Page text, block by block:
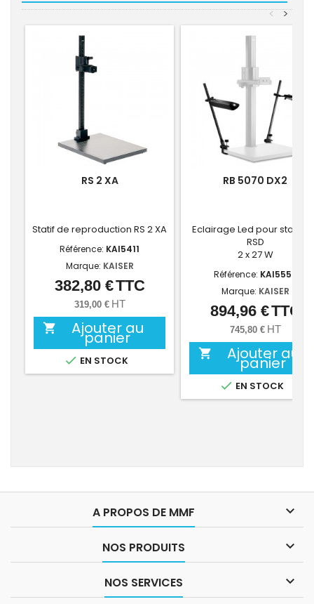
>
<
RS 2 XA
Statif de reproduction RS 2 XA
Référence: KAI5411
Marque: KAISER
Prix
382,80 €TTC
319,00 € HT
 Ajouter au
panier
 EN STOCK
RB 5070 DX2
Eclairage Led pour statif
RSD
2 x 27 W
Référence: KAI5550
Marque: KAISER
Prix
894,96 €TTC
745,80 € HT
 Ajouter au
panier
 EN STOCK
A PROPOS DE MMF 
NOS PRODUITS 
NOS SERVICES 